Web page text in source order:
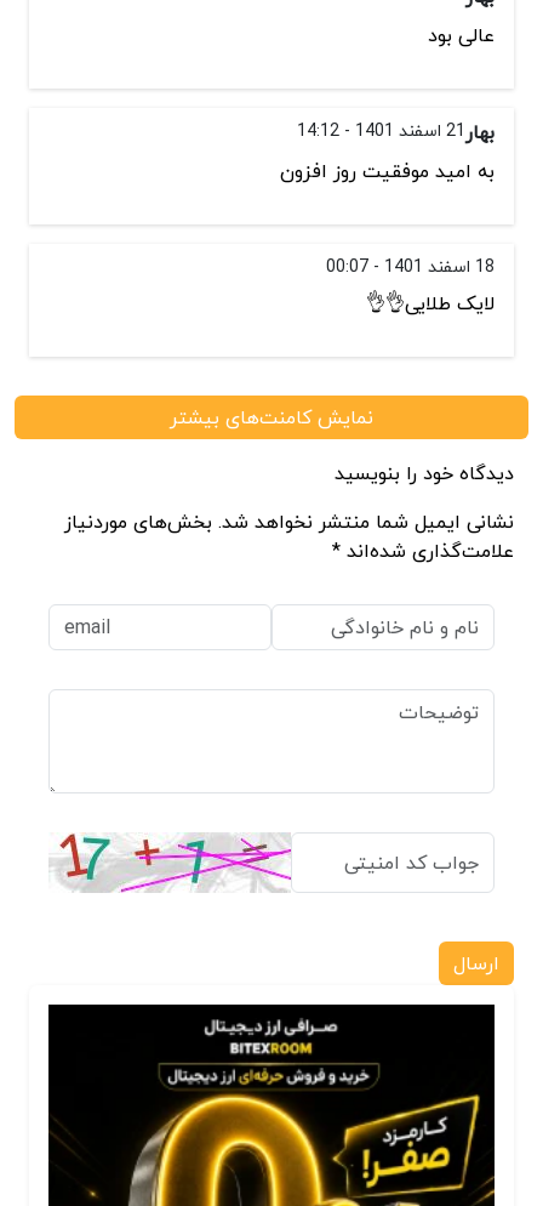
عالی بود
بهار21 اسفند 1401 - 14:12
به امید موفقیت روز افزون
18 اسفند 1401 - 00:07
لایک طلایی👌👌
نمایش کامنت‌های بیشتر
دیدگاه خود را بنویسید
نشانی ایمیل شما منتشر نخواهد شد. بخش‌های موردنیاز
علامت‌گذاری شده‌اند *
ارسال